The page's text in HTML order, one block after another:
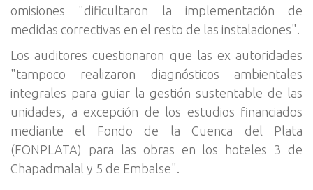
omisiones "dificultaron la implementación de
medidas correctivas en el resto de las instalaciones".
Los auditores cuestionaron que las ex autoridades
"tampoco realizaron diagnósticos ambientales
integrales para guiar la gestión sustentable de las
unidades, a excepción de los estudios financiados
mediante el Fondo de la Cuenca del Plata
(FONPLATA) para las obras en los hoteles 3 de
Chapadmalal y 5 de Embalse".